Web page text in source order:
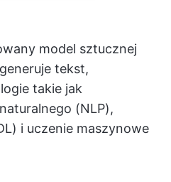
model sztucznej
tekst,
takie jak
(NLP),
i uczenie maszynowe